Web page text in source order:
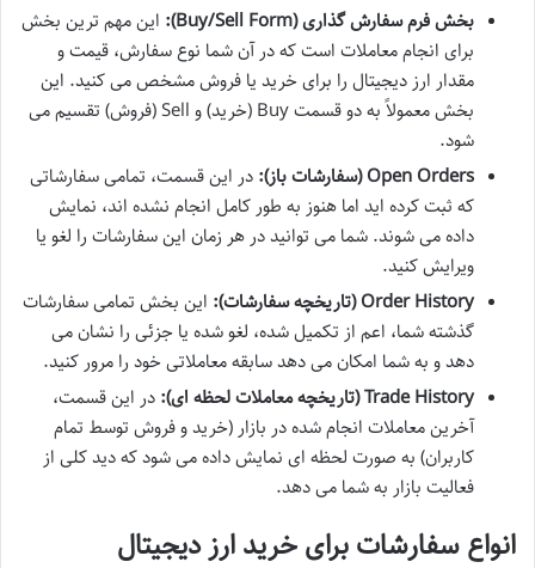
بخش فرم سفارش گذاری (Buy/Sell Form):
این مهم ترین بخش
برای انجام معاملات است که در آن شما نوع سفارش، قیمت و
مقدار ارز دیجیتال را برای خرید یا فروش مشخص می کنید. این
بخش معمولاً به دو قسمت Buy (خرید) و Sell (فروش) تقسیم می
شود.
Open Orders (سفارشات باز):
در این قسمت، تمامی سفارشاتی
که ثبت کرده اید اما هنوز به طور کامل انجام نشده اند، نمایش
داده می شوند. شما می توانید در هر زمان این سفارشات را لغو یا
ویرایش کنید.
Order History (تاریخچه سفارشات):
این بخش تمامی سفارشات
گذشته شما، اعم از تکمیل شده، لغو شده یا جزئی را نشان می
دهد و به شما امکان می دهد سابقه معاملاتی خود را مرور کنید.
Trade History (تاریخچه معاملات لحظه ای):
در این قسمت،
آخرین معاملات انجام شده در بازار (خرید و فروش توسط تمام
کاربران) به صورت لحظه ای نمایش داده می شود که دید کلی از
فعالیت بازار به شما می دهد.
انواع سفارشات برای خرید ارز دیجیتال